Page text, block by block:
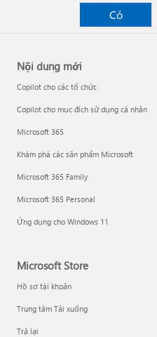
Có
Nội dung mới
Copilot cho các tổ chức
Copilot cho mục đích sử dụng cá nhân
Microsoft 365
Khám phá các sản phẩm Microsoft
Microsoft 365 Family
Microsoft 365 Personal
Ứng dụng cho Windows 11
Microsoft Store
Hồ sơ tài khoản
Trung tâm Tải xuống
Trả lại